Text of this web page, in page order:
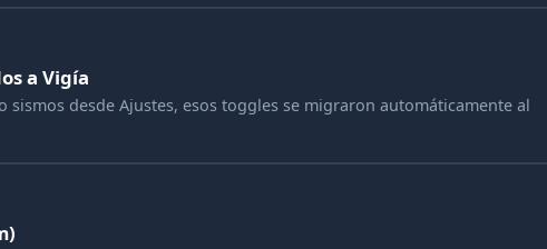
a Vigía
sismos desde Ajustes, esos toggles se migraron automáticamente al